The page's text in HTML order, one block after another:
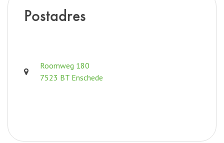
Postadres
Roomweg 180
7523 BT Enschede